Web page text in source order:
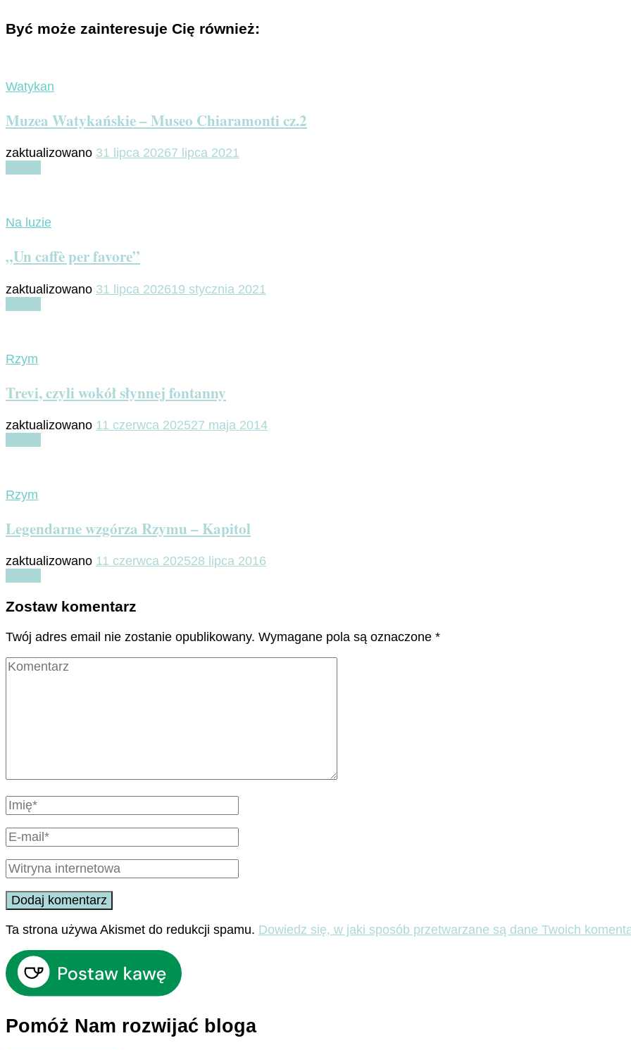
Być może zainteresuje Cię również:
Watykan
Muzea Watykańskie – Museo Chiaramonti cz.2
zaktualizowano 31 lipca 20267 lipca 2021
Na luzie
„Un caffè per favore”
zaktualizowano 31 lipca 202619 stycznia 2021
Rzym
Trevi, czyli wokół słynnej fontanny
zaktualizowano 11 czerwca 202527 maja 2014
Rzym
Legendarne wzgórza Rzymu – Kapitol
zaktualizowano 11 czerwca 202528 lipca 2016
Zostaw komentarz
Twój adres email nie zostanie opublikowany. Wymagane pola są oznaczone *
Ta strona używa Akismet do redukcji spamu. Dowiedz się, w jaki sposób przetwarzane są dane Twoich
Pomóż Nam rozwijać bloga